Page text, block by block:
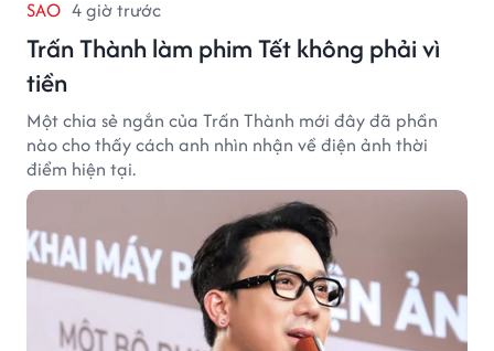
SAO 4 giờ trước
Trấn Thành làm phim Tết không phải vì
tiền
Một chia sẻ ngắn của Trấn Thành mới đây đã phần
nào cho thấy cách anh nhìn nhận về điện ảnh thời
điểm hiện tại.